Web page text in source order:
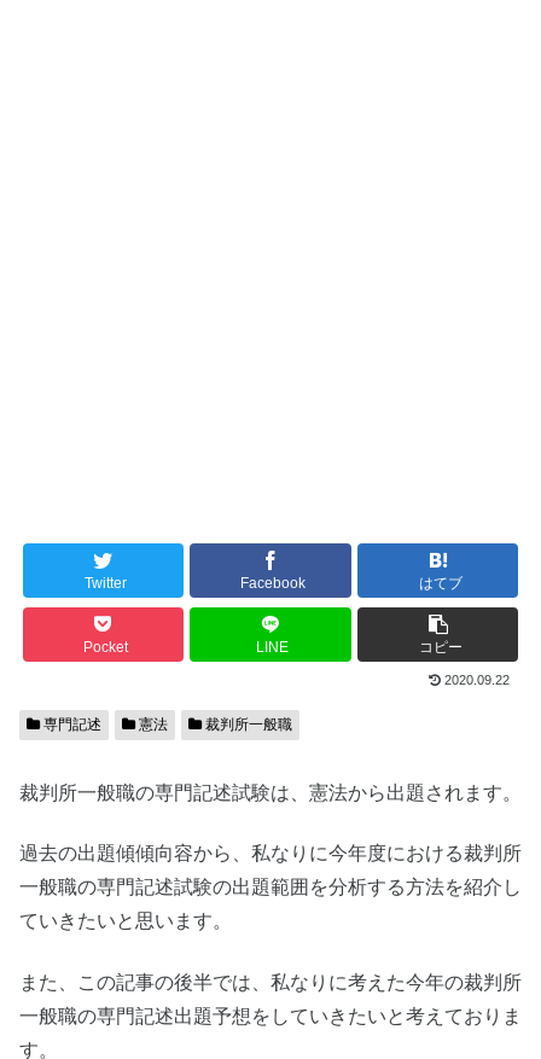
Twitter Facebook はてブ
Pocket LINE コピー
2020.09.22
専門記述 憲法 裁判所一般職
裁判所一般職の専門記述試験は、憲法から出題されます。
過去の出題傾傾向容から、私なりに今年度における裁判所
一般職の専門記述試験の出題範囲を分析する方法を紹介し
ていきたいと思います。
また、この記事の後半では、私なりに考えた今年の裁判所
一般職の専門記述出題予想をしていきたいと考えておりま
す。